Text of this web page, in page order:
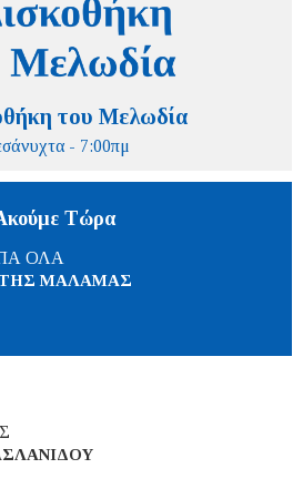
του Μελωδία
- 7:00πμ
Τώρα
ΟΛΑ
ΜΑΛΑΜΑΣ